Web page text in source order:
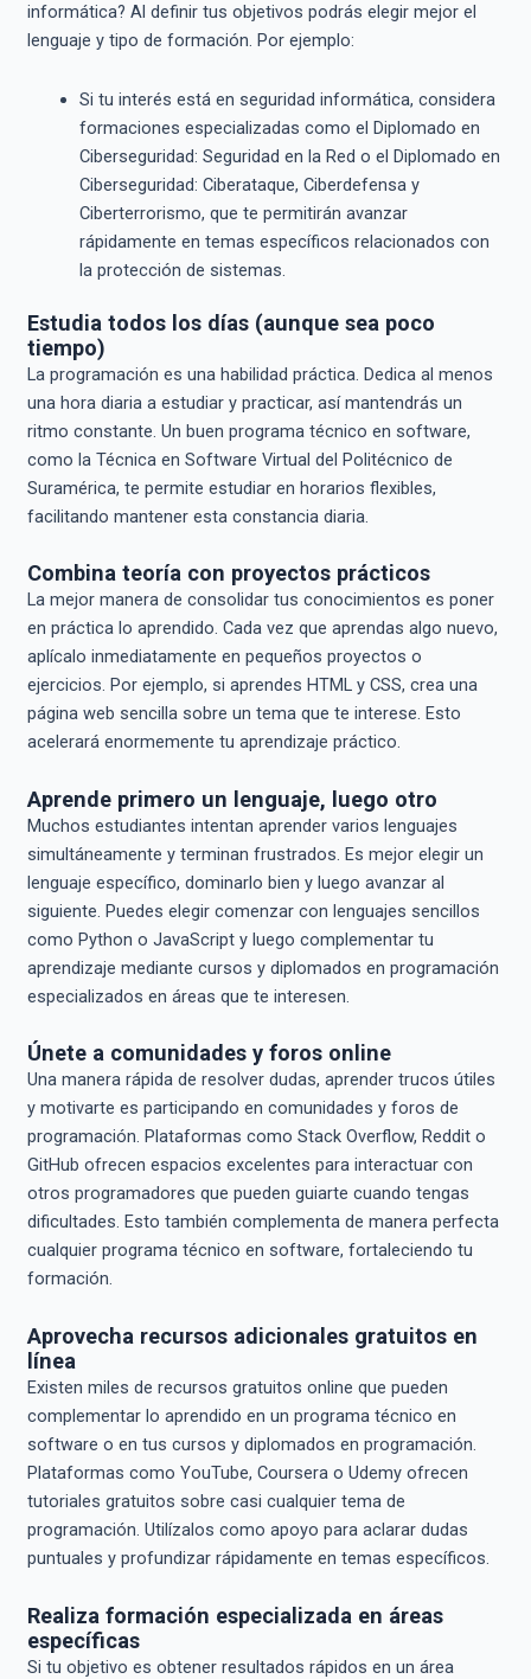
informática? Al definir tus objetivos podrás elegir mejor el
lenguaje y tipo de formación. Por ejemplo:
Si tu interés está en seguridad informática, considera
formaciones especializadas como el Diplomado en
Ciberseguridad: Seguridad en la Red o el Diplomado en
Ciberseguridad: Ciberataque, Ciberdefensa y
Ciberterrorismo, que te permitirán avanzar
rápidamente en temas específicos relacionados con
la protección de sistemas.
Estudia todos los días (aunque sea poco
tiempo)
La programación es una habilidad práctica. Dedica al menos
una hora diaria a estudiar y practicar, así mantendrás un
ritmo constante. Un buen programa técnico en software,
como la Técnica en Software Virtual del Politécnico de
Suramérica, te permite estudiar en horarios flexibles,
facilitando mantener esta constancia diaria.
Combina teoría con proyectos prácticos
La mejor manera de consolidar tus conocimientos es poner
en práctica lo aprendido. Cada vez que aprendas algo nuevo,
aplícalo inmediatamente en pequeños proyectos o
ejercicios. Por ejemplo, si aprendes HTML y CSS, crea una
página web sencilla sobre un tema que te interese. Esto
acelerará enormemente tu aprendizaje práctico.
Aprende primero un lenguaje, luego otro
Muchos estudiantes intentan aprender varios lenguajes
simultáneamente y terminan frustrados. Es mejor elegir un
lenguaje específico, dominarlo bien y luego avanzar al
siguiente. Puedes elegir comenzar con lenguajes sencillos
como Python o JavaScript y luego complementar tu
aprendizaje mediante cursos y diplomados en programación
especializados en áreas que te interesen.
Únete a comunidades y foros online
Una manera rápida de resolver dudas, aprender trucos útiles
y motivarte es participando en comunidades y foros de
programación. Plataformas como Stack Overflow, Reddit o
GitHub ofrecen espacios excelentes para interactuar con
otros programadores que pueden guiarte cuando tengas
dificultades. Esto también complementa de manera perfecta
cualquier programa técnico en software, fortaleciendo tu
formación.
Aprovecha recursos adicionales gratuitos en
línea
Existen miles de recursos gratuitos online que pueden
complementar lo aprendido en un programa técnico en
software o en tus cursos y diplomados en programación.
Plataformas como YouTube, Coursera o Udemy ofrecen
tutoriales gratuitos sobre casi cualquier tema de
programación. Utilízalos como apoyo para aclarar dudas
puntuales y profundizar rápidamente en temas específicos.
Realiza formación especializada en áreas
específicas
Si tu objetivo es obtener resultados rápidos en un área